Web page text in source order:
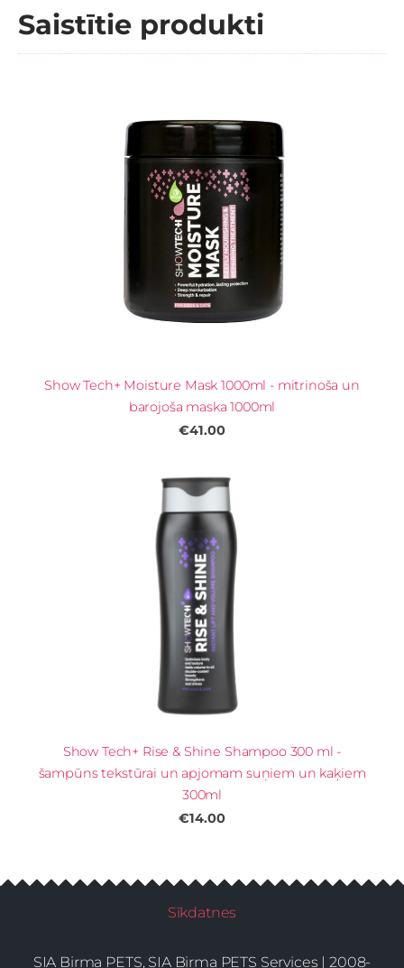
Saistītie produkti
Show Tech+ Moisture Mask 1000ml - mitrinoša un
barojoša maska 1000ml
€41.00
Show Tech+ Rise & Shine Shampoo 300 ml -
šampūns tekstūrai un apjomam suņiem un kaķiem
300ml
€14.00
Sīkdatnes
SIA Birma PETS, SIA Birma PETS Services | 2008-